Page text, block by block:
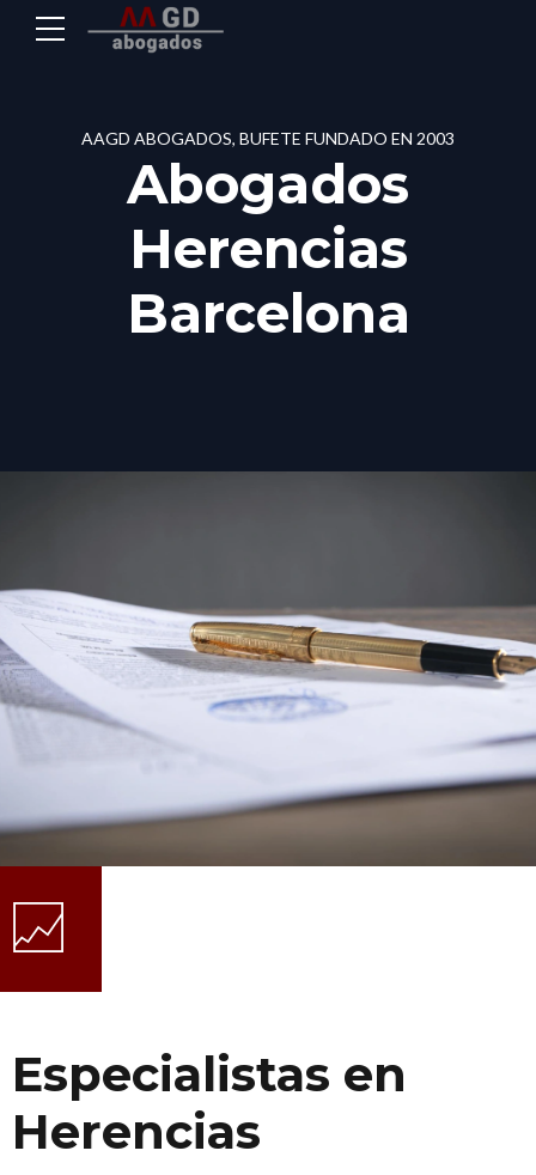
AAGD ABOGADOS, BUFETE FUNDADO EN 2003
Abogados
Herencias
Barcelona
Especialistas en
Herencias